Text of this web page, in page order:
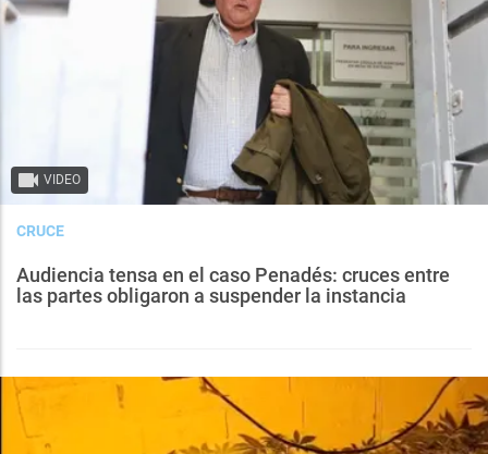
VIDEO
CRUCE
Audiencia tensa en el caso Penadés: cruces entre
las partes obligaron a suspender la instancia